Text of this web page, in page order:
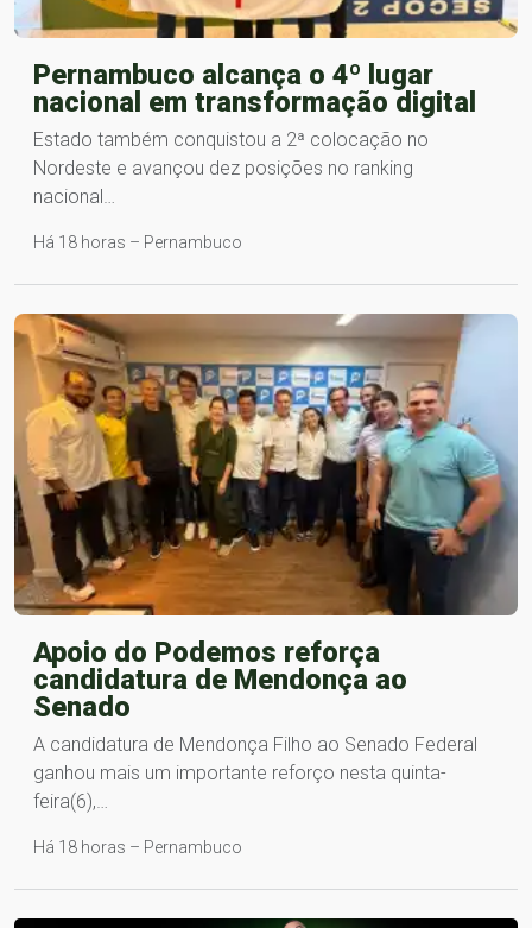
Pernambuco alcança o 4º lugar
nacional em transformação digital
Estado também conquistou a 2ª colocação no
Nordeste e avançou dez posições no ranking
nacional…
Há 18 horas – Pernambuco
Apoio do Podemos reforça
candidatura de Mendonça ao
Senado
A candidatura de Mendonça Filho ao Senado Federal
ganhou mais um importante reforço nesta quinta-
feira(6),…
Há 18 horas – Pernambuco